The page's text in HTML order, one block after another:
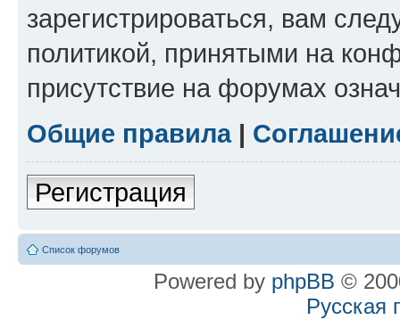
зарегистрироваться, вам
политикой, принятыми на
присутствие на форумах
Общие правила|
Регистрация
Список форумов
Powered by phpBB ©
Русская